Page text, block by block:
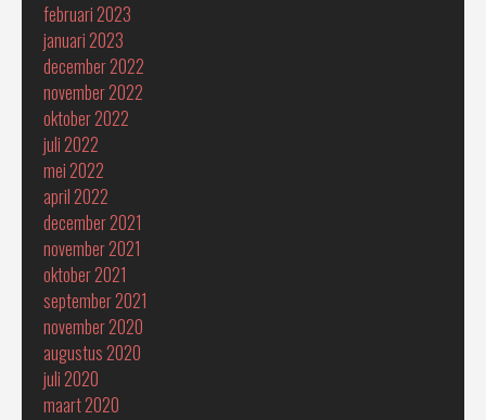
februari 2023
januari 2023
december 2022
november 2022
oktober 2022
juli 2022
mei 2022
april 2022
december 2021
november 2021
oktober 2021
september 2021
november 2020
augustus 2020
juli 2020
maart 2020